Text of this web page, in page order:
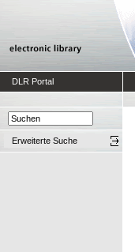
DLR Portal
Erweiterte Suche